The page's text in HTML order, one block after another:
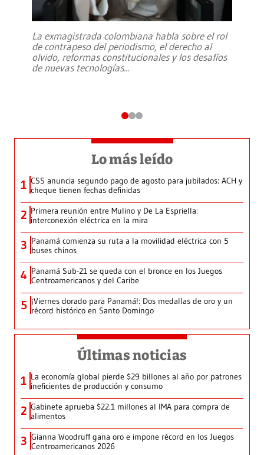
La exmagistrada colombiana habla sobre el rol
de contrapeso del periodismo, el derecho al
olvido, reformas constitucionales y los desafíos
de nuevas tecnologías...
Lo más leído
1 CSS anuncia segundo pago de agosto para jubilados: ACH y
cheque tienen fechas definidas
2 Primera reunión entre Mulino y De La Espriella:
interconexión eléctrica en la mira
3 Panamá comienza su ruta a la movilidad eléctrica con 5
buses chinos
4 Panamá Sub-21 se queda con el bronce en los Juegos
Centroamericanos y del Caribe
5 ¡Viernes dorado para Panamá!: Dos medallas de oro y un
récord histórico en Santo Domingo
Últimas noticias
1 La economía global pierde $29 billones al año por patrones
ineficientes de producción y consumo
2 Gabinete aprueba $22.1 millones al IMA para compra de
alimentos
3 Gianna Woodruff gana oro e impone récord en los Juegos
Centroamericanos 2026